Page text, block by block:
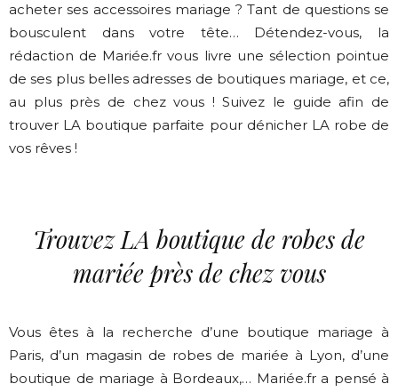
acheter ses accessoires mariage ? Tant de questions se
bousculent dans votre tête… Détendez-vous, la
rédaction de Mariée.fr vous livre une sélection pointue
de ses plus belles adresses de boutiques mariage, et ce,
au plus près de chez vous ! Suivez le guide afin de
trouver LA boutique parfaite pour dénicher LA robe de
vos rêves !
Trouvez LA boutique de robes de
mariée près de chez vous
Vous êtes à la recherche d’une boutique mariage à
Paris, d’un magasin de robes de mariée à Lyon, d’une
boutique de mariage à Bordeaux,… Mariée.fr a pensé à